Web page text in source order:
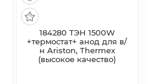
184280 ТЭН 1500W
+термостат+ анод для в/
н Ariston, Thermex
(высокое качество)